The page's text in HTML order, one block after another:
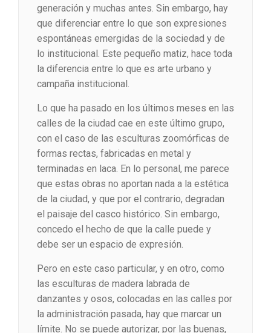
generación y muchas antes. Sin embargo, hay
que diferenciar entre lo que son expresiones
espontáneas emergidas de la sociedad y de
lo institucional. Este pequeño matiz, hace toda
la diferencia entre lo que es arte urbano y
campaña institucional.
Lo que ha pasado en los últimos meses en las
calles de la ciudad cae en este último grupo,
con el caso de las esculturas zoomórficas de
formas rectas, fabricadas en metal y
terminadas en laca. En lo personal, me parece
que estas obras no aportan nada a la estética
de la ciudad, y que por el contrario, degradan
el paisaje del casco histórico. Sin embargo,
concedo el hecho de que la calle puede y
debe ser un espacio de expresión.
Pero en este caso particular, y en otro, como
las esculturas de madera labrada de
danzantes y osos, colocadas en las calles por
la administración pasada, hay que marcar un
límite. No se puede autorizar, por las buenas,